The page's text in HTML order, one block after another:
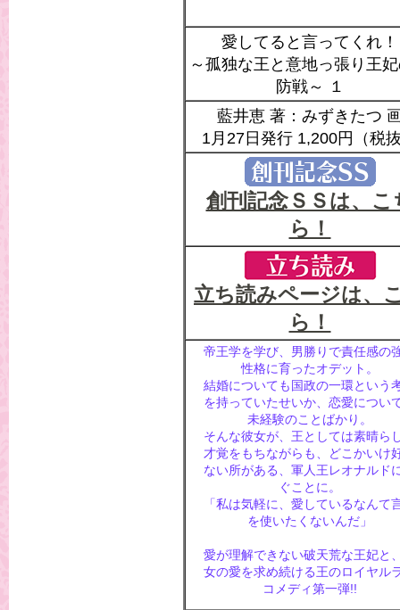
愛してると言ってくれ！
～孤独な王と意地っ張り王
防戦～ １
藍井恵 著：みずきたつ
1月27日発行 1,200円（税
創刊記念ＳＳは、こ
ら！
立ち読みページは、
ら！
帝王学を学び、男勝りで責任感の
性格に育ったオデット。
結婚についても国政の一環という
を持っていたせいか、恋愛につい
未経験のことばかり。
そんな彼女が、王としては素晴ら
才覚をもちながらも、どこかいけ
ない所がある、軍人王レオナルド
ぐことに。
「私は気軽に、愛しているなんて
を使いたくないんだ」
愛が理解できない破天荒な王妃と
女の愛を求め続ける王のロイヤル
コメディ第一弾!!